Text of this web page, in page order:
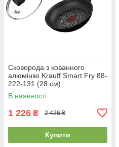
Сковорода з кованного
алюмінію Krauff Smart Fry 88-
222-131 (28 см)
В наявності
1 226 ₴ 2 426 ₴
Купити